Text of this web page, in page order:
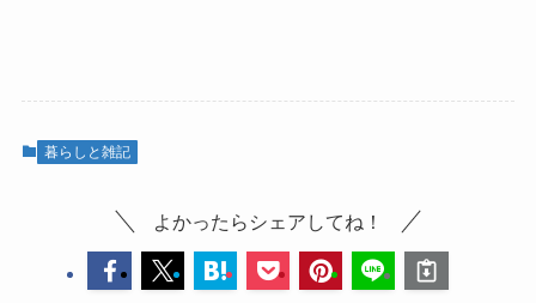
暮らしと雑記
よかったらシェアしてね！